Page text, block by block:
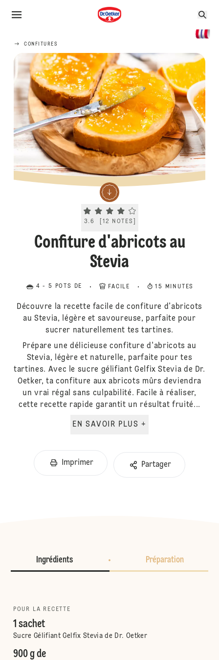
CONFITURES
Current rating 3.6. Click to rate.
3.6 12 NOTES
Confiture d'abricots au
Stevia
4 - 5 POTS DE FACILE 15 MINUTES
Découvre la recette facile de confiture d’abricots
au Stevia, légère et savoureuse, parfaite pour
sucrer naturellement tes tartines.
Prépare une délicieuse confiture d'abricots au
Stevia, légère et naturelle, parfaite pour tes
tartines. Avec le sucre gélifiant Gelfix Stevia de Dr.
Oetker, ta confiture aux abricots mûrs deviendra
un vrai régal sans culpabilité. Facile à réaliser,
cette recette rapide garantit un résultat fruité...
EN SAVOIR PLUS +
Imprimer Partager
Ingrédients Préparation
POUR LA RECETTE
1 sachet
Sucre Gélifiant Gelfix Stevia de Dr. Oetker
900 g de